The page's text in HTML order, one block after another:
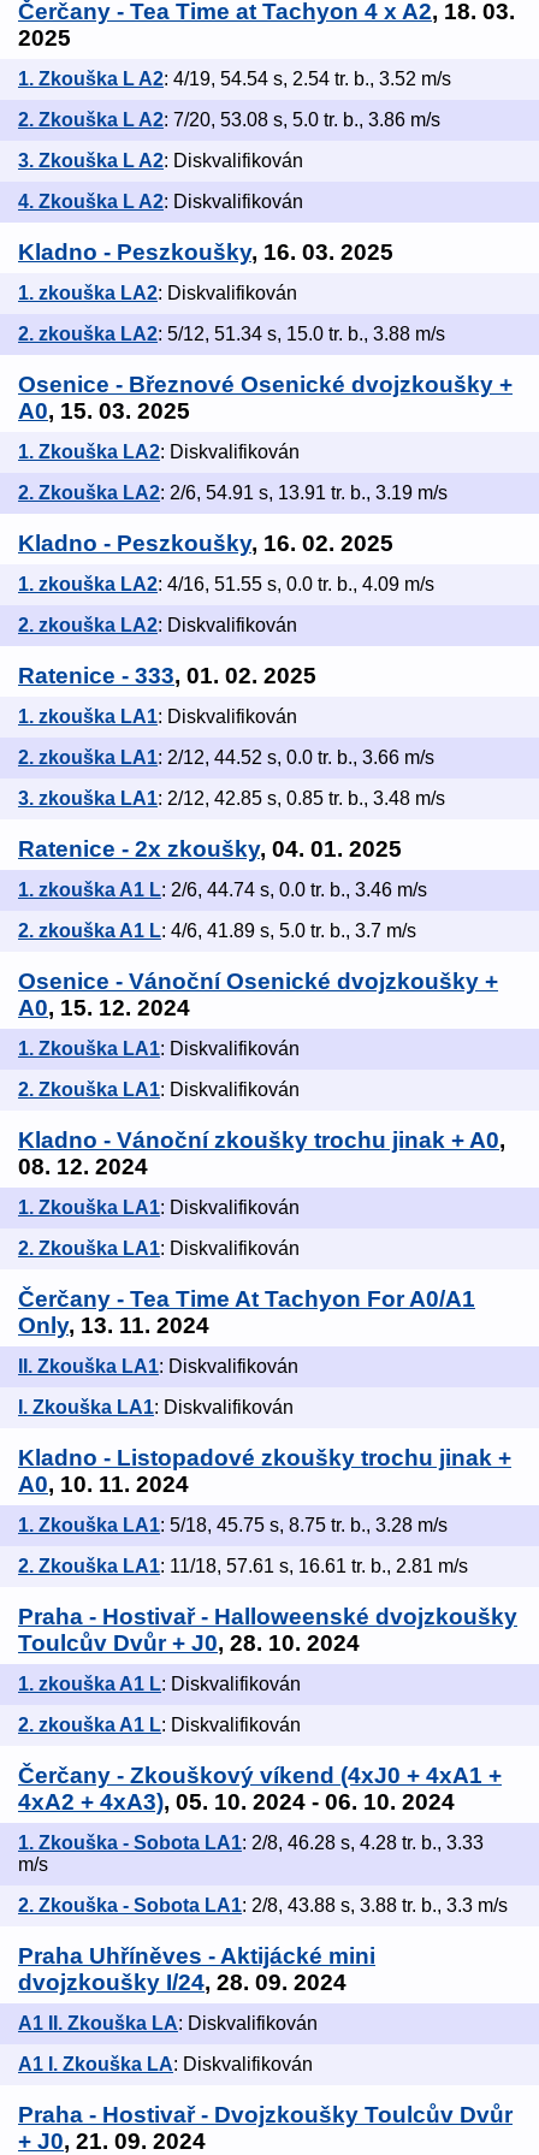
Čerčany - Tea Time at Tachyon 4 x A2, 18. 03.
2025
1. Zkouška L A2: 4/19, 54.54 s, 2.54 tr. b., 3.52 m/s
2. Zkouška L A2: 7/20, 53.08 s, 5.0 tr. b., 3.86 m/s
3. Zkouška L A2: Diskvalifikován
4. Zkouška L A2: Diskvalifikován
Kladno - Peszkoušky, 16. 03. 2025
1. zkouška LA2: Diskvalifikován
2. zkouška LA2: 5/12, 51.34 s, 15.0 tr. b., 3.88 m/s
Osenice - Březnové Osenické dvojzkoušky +
A0, 15. 03. 2025
1. Zkouška LA2: Diskvalifikován
2. Zkouška LA2: 2/6, 54.91 s, 13.91 tr. b., 3.19 m/s
Kladno - Peszkoušky, 16. 02. 2025
1. zkouška LA2: 4/16, 51.55 s, 0.0 tr. b., 4.09 m/s
2. zkouška LA2: Diskvalifikován
Ratenice - 333, 01. 02. 2025
1. zkouška LA1: Diskvalifikován
2. zkouška LA1: 2/12, 44.52 s, 0.0 tr. b., 3.66 m/s
3. zkouška LA1: 2/12, 42.85 s, 0.85 tr. b., 3.48 m/s
Ratenice - 2x zkoušky, 04. 01. 2025
1. zkouška A1 L: 2/6, 44.74 s, 0.0 tr. b., 3.46 m/s
2. zkouška A1 L: 4/6, 41.89 s, 5.0 tr. b., 3.7 m/s
Osenice - Vánoční Osenické dvojzkoušky +
A0, 15. 12. 2024
1. Zkouška LA1: Diskvalifikován
2. Zkouška LA1: Diskvalifikován
Kladno - Vánoční zkoušky trochu jinak + A0,
08. 12. 2024
1. Zkouška LA1: Diskvalifikován
2. Zkouška LA1: Diskvalifikován
Čerčany - Tea Time At Tachyon For A0/A1
Only, 13. 11. 2024
II. Zkouška LA1: Diskvalifikován
I. Zkouška LA1: Diskvalifikován
Kladno - Listopadové zkoušky trochu jinak +
A0, 10. 11. 2024
1. Zkouška LA1: 5/18, 45.75 s, 8.75 tr. b., 3.28 m/s
2. Zkouška LA1: 11/18, 57.61 s, 16.61 tr. b., 2.81 m/s
Praha - Hostivař - Halloweenské dvojzkoušky
Toulcův Dvůr + J0, 28. 10. 2024
1. zkouška A1 L: Diskvalifikován
2. zkouška A1 L: Diskvalifikován
Čerčany - Zkouškový víkend (4xJ0 + 4xA1 +
4xA2 + 4xA3), 05. 10. 2024 - 06. 10. 2024
1. Zkouška - Sobota LA1: 2/8, 46.28 s, 4.28 tr. b., 3.33
m/s
2. Zkouška - Sobota LA1: 2/8, 43.88 s, 3.88 tr. b., 3.3 m/s
Praha Uhříněves - Aktijácké mini
dvojzkoušky I/24, 28. 09. 2024
A1 II. Zkouška LA: Diskvalifikován
A1 I. Zkouška LA: Diskvalifikován
Praha - Hostivař - Dvojzkoušky Toulcův Dvůr
+ J0, 21. 09. 2024